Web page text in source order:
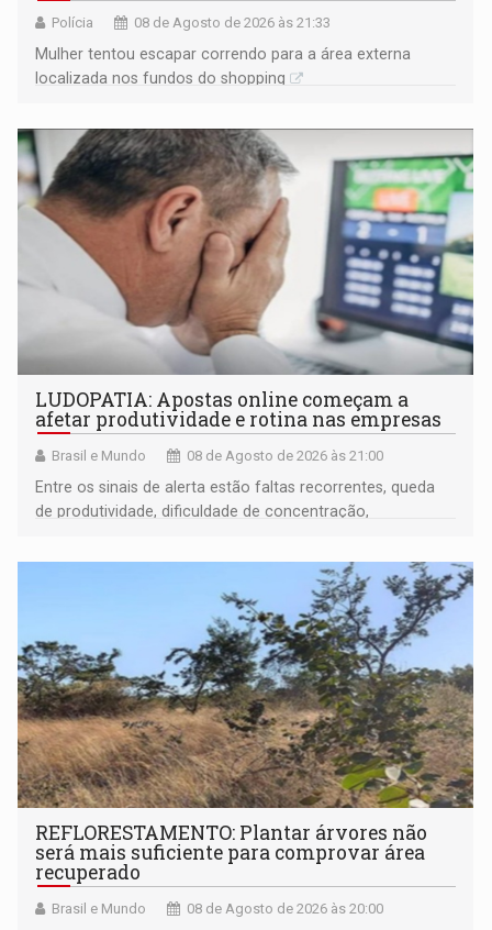
Polícia 08 de Agosto de 2026 às 21:33
Mulher tentou escapar correndo para a área externa
localizada nos fundos do shopping
LUDOPATIA: Apostas online começam a
afetar produtividade e rotina nas empresas
Brasil e Mundo 08 de Agosto de 2026 às 21:00
Entre os sinais de alerta estão faltas recorrentes, queda
de produtividade, dificuldade de concentração,
REFLORESTAMENTO: Plantar árvores não
será mais suficiente para comprovar área
recuperado
Brasil e Mundo 08 de Agosto de 2026 às 20:00